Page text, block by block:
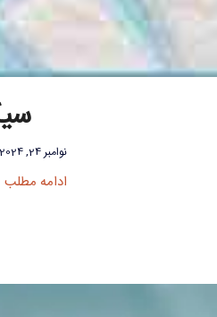
نوامبر 24, 2024
ادامه مطلب